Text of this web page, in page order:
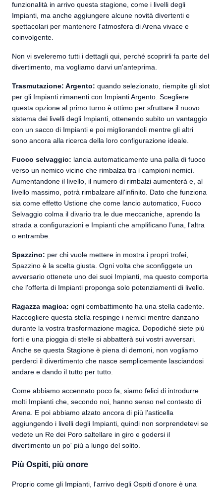
funzionalità in arrivo questa stagione, come i livelli degli
Impianti, ma anche aggiungere alcune novità divertenti e
spettacolari per mantenere l'atmosfera di Arena vivace e
coinvolgente.
Non vi sveleremo tutti i dettagli qui, perché scoprirli fa parte del
divertimento, ma vogliamo darvi un'anteprima.
Trasmutazione: Argento: quando selezionato, riempite gli slot
per gli Impianti rimanenti con Impianti Argento. Scegliere
questa opzione al primo turno è ottimo per sfruttare il nuovo
sistema dei livelli degli Impianti, ottenendo subito un vantaggio
con un sacco di Impianti e poi migliorandoli mentre gli altri
sono ancora alla ricerca della loro configurazione ideale.
Fuoco selvaggio: lancia automaticamente una palla di fuoco
verso un nemico vicino che rimbalza tra i campioni nemici.
Aumentandone il livello, il numero di rimbalzi aumenterà e, al
livello massimo, potrà rimbalzare all'infinito. Dato che funziona
sia come effetto Ustione che come lancio automatico, Fuoco
Selvaggio colma il divario tra le due meccaniche, aprendo la
strada a configurazioni e Impianti che amplificano l'una, l'altra
o entrambe.
Spazzino: per chi vuole mettere in mostra i propri trofei,
Spazzino è la scelta giusta. Ogni volta che sconfiggete un
avversario ottenete uno dei suoi Impianti, ma questo comporta
che l'offerta di Impianti proponga solo potenziamenti di livello.
Ragazza magica: ogni combattimento ha una stella cadente.
Raccogliere questa stella respinge i nemici mentre danzano
durante la vostra trasformazione magica. Dopodiché siete più
forti e una pioggia di stelle si abbatterà sui vostri avversari.
Anche se questa Stagione è piena di demoni, non vogliamo
perderci il divertimento che nasce semplicemente lasciandosi
andare e dando il tutto per tutto.
Come abbiamo accennato poco fa, siamo felici di introdurre
molti Impianti che, secondo noi, hanno senso nel contesto di
Arena. E poi abbiamo alzato ancora di più l'asticella
aggiungendo i livelli degli Impianti, quindi non sorprendetevi se
vedete un Re dei Poro saltellare in giro e godersi il
divertimento un po' più a lungo del solito.
Più Ospiti, più onore
Proprio come gli Impianti, l'arrivo degli Ospiti d'onore è una